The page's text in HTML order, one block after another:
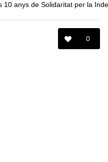
10 anys de Solidaritat per la
0